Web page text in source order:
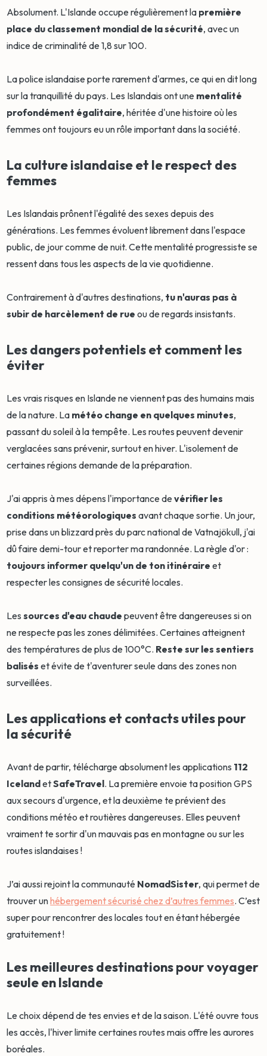
Absolument. L'Islande occupe régulièrement la première
place du classement mondial de la sécurité, avec un
indice de criminalité de 1,8 sur 100.
La police islandaise porte rarement d'armes, ce qui en dit long
sur la tranquillité du pays. Les Islandais ont une mentalité
profondément égalitaire, héritée d'une histoire où les
femmes ont toujours eu un rôle important dans la société.
La culture islandaise et le respect des
femmes
Les Islandais prônent l'égalité des sexes depuis des
générations. Les femmes évoluent librement dans l'espace
public, de jour comme de nuit. Cette mentalité progressiste se
ressent dans tous les aspects de la vie quotidienne.
Contrairement à d'autres destinations, tu n'auras pas à
subir de harcèlement de rue ou de regards insistants.
Les dangers potentiels et comment les
éviter
Les vrais risques en Islande ne viennent pas des humains mais
de la nature. La météo change en quelques minutes,
passant du soleil à la tempête. Les routes peuvent devenir
verglacées sans prévenir, surtout en hiver. L'isolement de
certaines régions demande de la préparation.
J'ai appris à mes dépens l'importance devérifier les
conditions météorologiques avant chaque sortie. Un jour,
prise dans un blizzard près du parc national de Vatnajökull, j'ai
dû faire demi-tour et reporter ma randonnée. La règle d'or :
toujours informer quelqu'un de ton itinéraire et
respecter les consignes de sécurité locales.
Lessources d'eau chaude peuvent être dangereuses si on
ne respecte pas les zones délimitées. Certaines atteignent
des températures de plus de 100°C. Reste sur les sentiers
balisés et évite de t'aventurer seule dans des zones non
surveillées.
Les applications et contacts utiles pour
la sécurité
Avant de partir, télécharge absolument les applications 112
IcelandetSafeTravel. La première envoie ta position GPS
aux secours d'urgence, et la deuxième te prévient des
conditions météo et routières dangereuses. Elles peuvent
vraiment te sortir d'un mauvais pas en montagne ou sur les
routes islandaises !
J’ai aussi rejoint la communauté NomadSister, qui permet de
trouver unhébergement sécurisé chez d’autres femmes. C’est
super pour rencontrer des locales tout en étant hébergée
gratuitement !
Les meilleures destinations pour voyager
seule en Islande
Le choix dépend de tes envies et de la saison. L'été ouvre tous
les accès, l'hiver limite certaines routes mais offre les aurores
boréales.